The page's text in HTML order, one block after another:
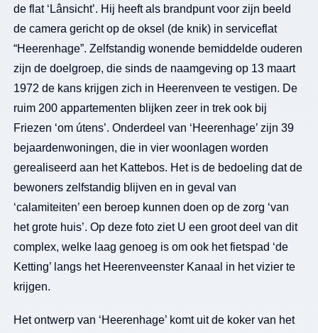
de flat ‘Lânsicht’. Hij heeft als brandpunt voor zijn beeld
de camera gericht op de oksel (de knik) in serviceflat
“Heerenhage”. Zelfstandig wonende bemiddelde ouderen
zijn de doelgroep, die sinds de naamgeving op 13 maart
1972 de kans krijgen zich in Heerenveen te vestigen. De
ruim 200 appartementen blijken zeer in trek ook bij
Friezen ‘om útens’. Onderdeel van ‘Heerenhage’ zijn 39
bejaardenwoningen, die in vier woonlagen worden
gerealiseerd aan het Kattebos. Het is de bedoeling dat de
bewoners zelfstandig blijven en in geval van
‘calamiteiten’ een beroep kunnen doen op de zorg ‘van
het grote huis’. Op deze foto ziet U een groot deel van dit
complex, welke laag genoeg is om ook het fietspad ‘de
Ketting’ langs het Heerenveenster Kanaal in het vizier te
krijgen.
Het ontwerp van ‘Heerenhage’ komt uit de koker van het